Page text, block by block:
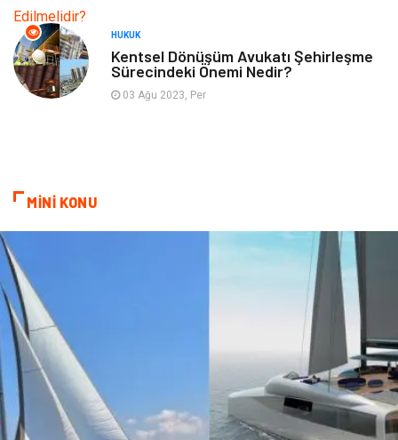
Hizmet
İnternet Ambalaj
Kültür
Kiralama Servisleri
Basın Yayın
Dernekler ve Birlikler Periyodik Kontrol
Moda İthalat İhracat
Alüminyum Tarım & Hayvancılık
HUKUK
Kentsel Dönüşüm Avukatı Şehirleşme
Sürecindeki Önemi Nedir?
03 Ağu 2023, Per
MİNİ KONU